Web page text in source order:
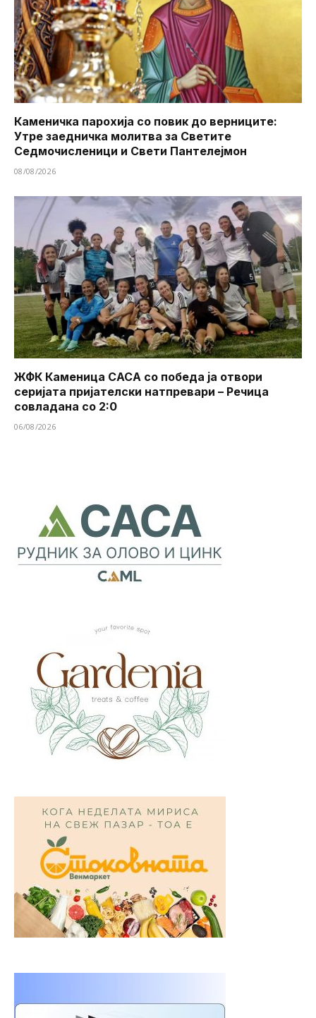
Каменичка парохија со повик до верниците:
Утре заедничка молитва за Светите
Седмочисленици и Свети Пантелејмон
08/08/2026
ЖФК Каменица САСА со победа ја отвори
серијата пријателски натпревари – Речица
совладана со 2:0
06/08/2026